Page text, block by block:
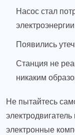
Насос стал
электроэнергии
Появились
Станция не
никаким
Не пытайтесь
электронные